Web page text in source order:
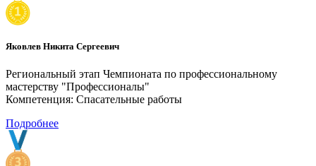
Яковлев Никита Сергеевич
Региональный этап Чемпионата по профессиональному
мастерству "Профессионалы"
Компетенция: Спасательные работы
Подробнее